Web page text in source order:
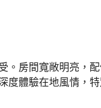
。房間寬敞明亮，
體驗在地風情，